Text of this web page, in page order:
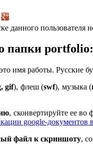
данного пользователя
папки port­fo­lio:
имя работы. Русские
gif), флеш (swf), музыка (
, сконвертируйте ее
google-документов
файл к скриншоту,